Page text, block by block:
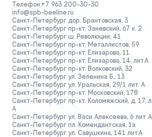
Телефон:+7 963 200-30-30
info@spb-beeline.ru
Санкт-Петербург дор. Брантовская, 3
Санкт-Петербург пр-кт. Заневский, 67 к. 2
Санкт-Петербург ш. Революции, 41
Санкт-Петербург пр-кт. Металлистов, 59
Санкт-Петербург пр-кт. Елизарова, 11
Санкт-Петербург пр-кт. Елизарова, 14, лит.А
Санкт-Петербург пр-кт. Волковский, 32
Санкт-Петербург ул. Зеленина Б., 13
Санкт-Петербург ул. Уральская, 29/1 лит. А
Санкт-Петербург пр-кт. Московский, 178
Санкт-Петербург пр-кт. Коломяжский, д. 17,
А
Санкт-Петербург ул. Васи Алексеева, 6 лит А
Санкт-Петербург пл. Комендантская, 1а
Санкт-Петербург ул. Савушкина, 141 лит.А